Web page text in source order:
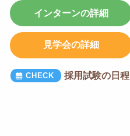
インターンの詳細
見学会の詳細
採用試験の日程